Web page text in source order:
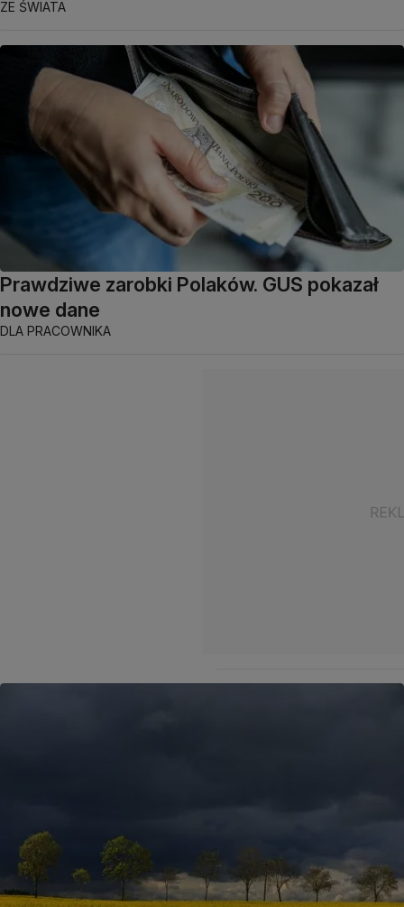
ZE ŚWIATA
Prawdziwe zarobki Polaków. GUS pokazał
nowe dane
DLA PRACOWNIKA